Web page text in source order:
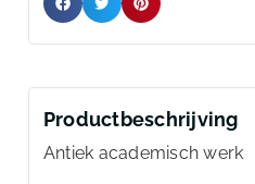
Productbeschrijving
Antiek academisch werk